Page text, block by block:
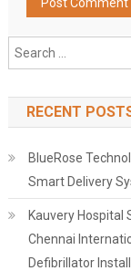
RECENT
BlueRose
Smart Delivery
Kauvery Hospital
Chennai
Defibrillator